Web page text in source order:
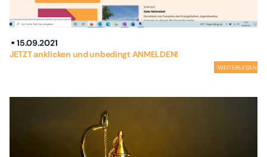
15.09.2021
JETZT anklicken und unbedingt ANMELDEN!
WEITERLESEN